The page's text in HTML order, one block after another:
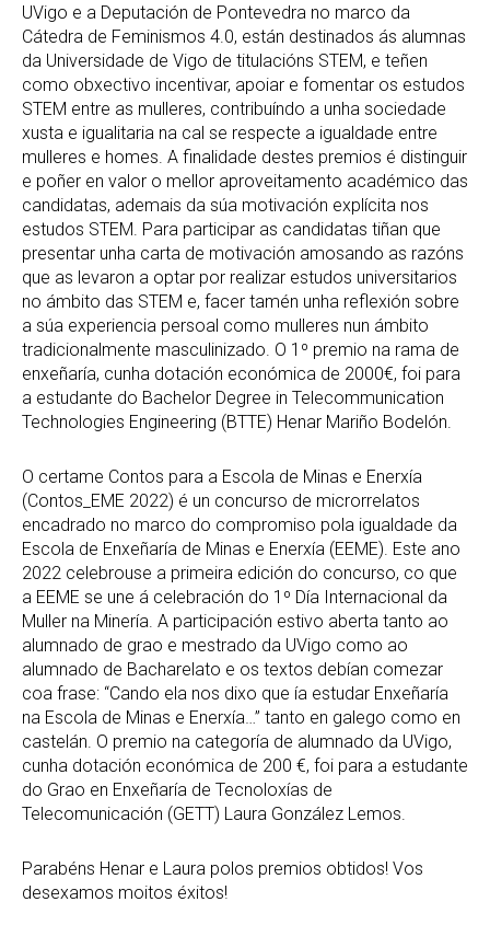
UVigo e a Deputación de Pontevedra no marco da
Cátedra de Feminismos 4.0, están destinados ás alumnas
da Universidade de Vigo de titulacións STEM, e teñen
como obxectivo incentivar, apoiar e fomentar os estudos
STEM entre as mulleres, contribuíndo a unha sociedade
xusta e igualitaria na cal se respecte a igualdade entre
mulleres e homes. A finalidade destes premios é distinguir
e poñer en valor o mellor aproveitamento académico das
candidatas, ademais da súa motivación explícita nos
estudos STEM. Para participar as candidatas tiñan que
presentar unha carta de motivación amosando as razóns
que as levaron a optar por realizar estudos universitarios
no ámbito das STEM e, facer tamén unha reflexión sobre
a súa experiencia persoal como mulleres nun ámbito
tradicionalmente masculinizado. O 1º premio na rama de
enxeñaría, cunha dotación económica de 2000€, foi para
a estudante do Bachelor Degree in Telecommunication
Technologies Engineering (BTTE) Henar Mariño Bodelón.
O certame Contos para a Escola de Minas e Enerxía
(Contos_EME 2022) é un concurso de microrrelatos
encadrado no marco do compromiso pola igualdade da
Escola de Enxeñaría de Minas e Enerxía (EEME). Este ano
2022 celebrouse a primeira edición do concurso, co que
a EEME se une á celebración do 1º Día Internacional da
Muller na Minería. A participación estivo aberta tanto ao
alumnado de grao e mestrado da UVigo como ao
alumnado de Bacharelato e os textos debían comezar
coa frase: “Cando ela nos dixo que ía estudar Enxeñaría
na Escola de Minas e Enerxía…” tanto en galego como en
castelán. O premio na categoría de alumnado da UVigo,
cunha dotación económica de 200 €, foi para a estudante
do Grao en Enxeñaría de Tecnoloxías de
Telecomunicación (GETT) Laura González Lemos.
Parabéns Henar e Laura polos premios obtidos! Vos
desexamos moitos éxitos!